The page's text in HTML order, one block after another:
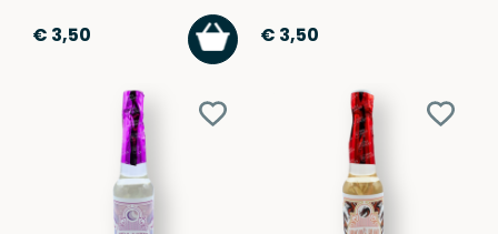
€ 3,50
AGGIUNGI
AL
CARRELLO
€ 3,50
Aggiungi